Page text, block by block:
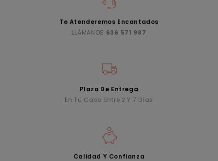
Te Atenderemos Encantados
LLÁMANOS 636 571 987
Plazo De Entrega
En Tu Casa Entre 2 Y 7 Días
Calidad Y Confianza